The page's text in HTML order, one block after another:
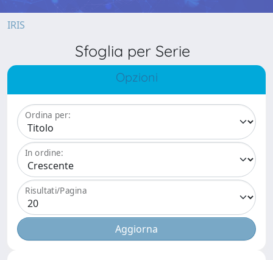
IRIS
Sfoglia per Serie
Opzioni
Ordina per:
In ordine:
Risultati/Pagina